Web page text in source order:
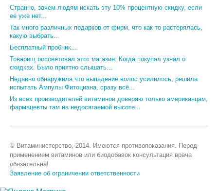
Странно, зачем людям искать эту 10% процентную скидку, если
ее уже нет...
Так много различных подарков от фирм, что как-то растерялась,
какую выбрать...
Бесплатный пробник...
Товарищ посоветовал этот магазин. Когда покупал узнал о
скидках. Было приятно слышать...
Недавно обнаружила что выпадение волос усилилось, решила
испытать Ампулы Фитоциана, сразу всё...
Из всех производителей витаминов доверяю только американцам,
фармацевты там на недосягаемой высоте...
© Витаминистерство, 2014. Имеются противопоказания. Перед
применением витаминов или биодобавок консультация врача
обязательна!
Заявление об ограничении ответственности